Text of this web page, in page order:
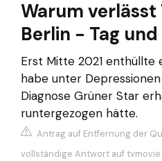
Warum verlässt
Berlin - Tag
Erst Mitte 2021 enthüllte
habe unter
Diagnose Grüner Star
runtergezogen hätte.
Antrag auf Entfernung der
vollständige Antwort auf